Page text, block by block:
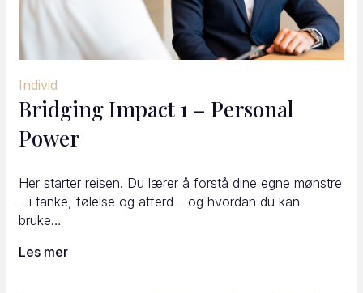
Individ
Bridging Impact 1 – Personal
Power
Her starter reisen. Du lærer å forstå dine egne mønstre
– i tanke, følelse og atferd – og hvordan du kan
bruke…
Les mer